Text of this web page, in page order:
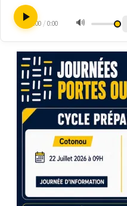
0:00 / 0:00 🔊